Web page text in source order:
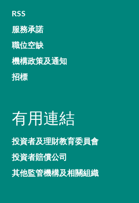
RSS
服務承諾
職位空缺
機構政策及通知
招標
有用連結
投資者及理財教育委員會
投資者賠償公司
其他監管機構及相關組織